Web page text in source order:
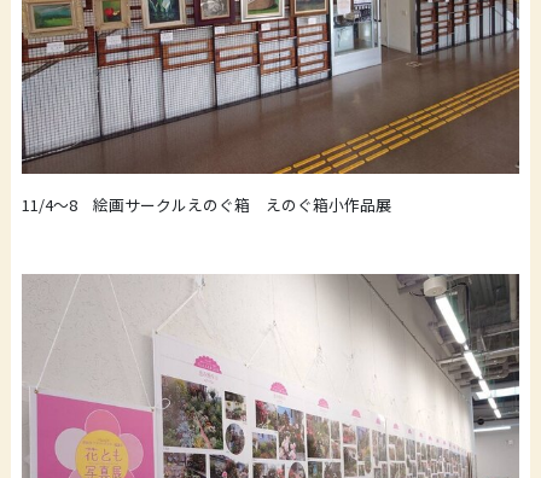
11/4～8 絵画サークルえのぐ箱 えのぐ箱小作品展